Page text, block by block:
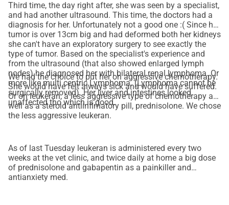
Third time, the day right after, she was seen by a specialist,
and had another ultrasound. This time, the doctors had a
diagnosis for her. Unfortunately not a good one :( Since her
tumor is over 13cm big and had deformed both her kidneys
she can't have an exploratory surgery to see exactly the
type of tumor. Based on the specialist's experience and
from the ultrasound (that also showed enlarged lymph
nodes) he diagnosed her with bilateral renal lymphoma. Or
more like multi centric Lymphoma. (Lymphoma cannot be
surgically removed). Her liver and intestines looked
unaffected tho which is good.
We had the choice to put her on aggressive chemotherapy.
She would have felt always sick and would have suffered.
Or on leukeran, a less aggressive type of chemotherapy as
well as a steroid antiinflmatory pill, prednisolone. We chose
the less aggressive leukeran.
As of last Tuesday leukeran is administered every two
weeks at the vet clinic, and twice daily at home a big dose
of prednisolone and gabapentin as a painkiller and
antianxiety med.